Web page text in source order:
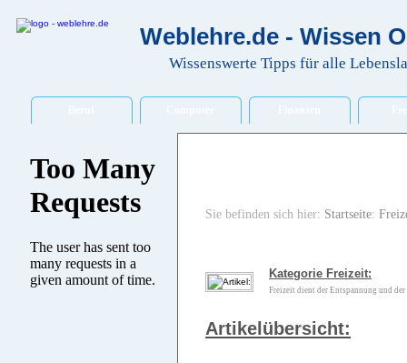
Weblehre.de - Wissen
Wissenswerte Tipps für alle
Sie befinden sich hier: Startseite:
Kategorie Freizeit:
Freizeit dient der Entspannung und
Artikelübersicht: